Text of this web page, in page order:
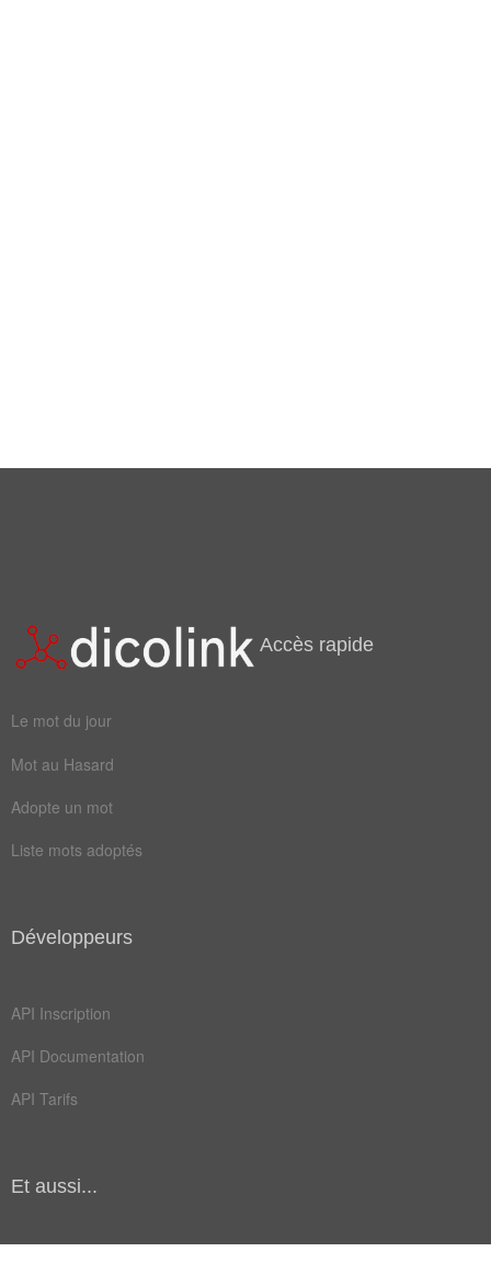
Accès rapide
Le mot du jour
Mot au Hasard
Adopte un mot
Liste mots adoptés
Développeurs
API Inscription
API Documentation
API Tarifs
Et aussi...